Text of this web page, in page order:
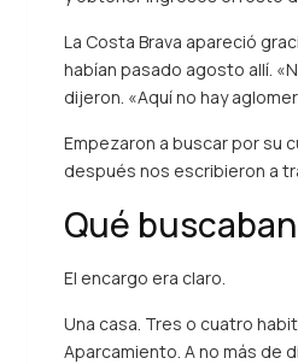
La Costa Brava apareció
habían pasado agosto allí.
dijeron. «Aquí no hay
Empezaron a buscar por su
después nos escribieron a
Qué buscaban
El encargo era claro.
Una casa. Tres o cuatro
Aparcamiento. A no más de